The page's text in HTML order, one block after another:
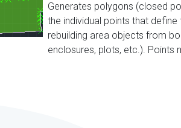
Generates polygons (closed
the individual points that
rebuilding area objects from
enclosures, plots, etc.). Points